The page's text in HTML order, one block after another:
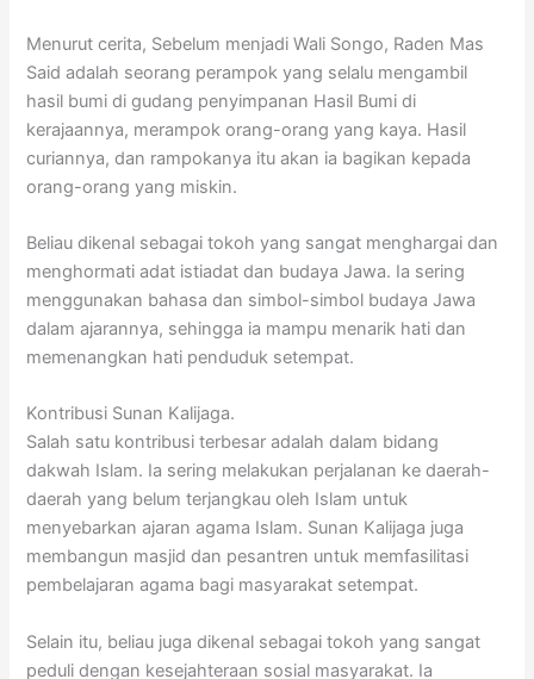
Menurut cerita, Sebelum menjadi Wali Songo, Raden Mas
Said adalah seorang perampok yang selalu mengambil
hasil bumi di gudang penyimpanan Hasil Bumi di
kerajaannya, merampok orang-orang yang kaya. Hasil
curiannya, dan rampokanya itu akan ia bagikan kepada
orang-orang yang miskin.
Beliau dikenal sebagai tokoh yang sangat menghargai dan
menghormati adat istiadat dan budaya Jawa. Ia sering
menggunakan bahasa dan simbol-simbol budaya Jawa
dalam ajarannya, sehingga ia mampu menarik hati dan
memenangkan hati penduduk setempat.
Kontribusi Sunan Kalijaga.
Salah satu kontribusi terbesar adalah dalam bidang
dakwah Islam. Ia sering melakukan perjalanan ke daerah-
daerah yang belum terjangkau oleh Islam untuk
menyebarkan ajaran agama Islam. Sunan Kalijaga juga
membangun masjid dan pesantren untuk memfasilitasi
pembelajaran agama bagi masyarakat setempat.
Selain itu, beliau juga dikenal sebagai tokoh yang sangat
peduli dengan kesejahteraan sosial masyarakat. Ia